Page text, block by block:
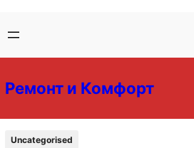
содержимому
содержимому
Ремонт и Комфорт
Uncategorised